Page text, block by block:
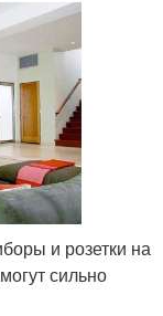
и розетки на
сильно